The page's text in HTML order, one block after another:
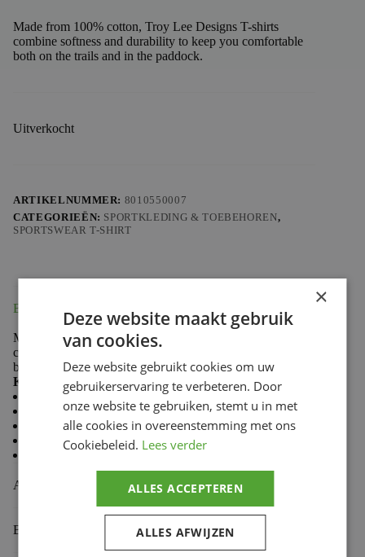
Made from 100% cotton, Troy Lee Designs T-shirts
combine softness and durability to keep you comfortable
both on the trails and in the paddock.
Uitverkocht
ARTIKELNUMMER: 8010550007
CATEGORIEËN: SPORTKLEDING & TOEBEHOREN,
SPORTSWEAR T-SHIRT
Beschrijving
Made from 100% cotton, Troy Lee Designs T-shirts
combine softness and durability to keep you comfortable
both on the trails and in the paddock.
Key features:
Casual style
Comfortable and durable fabric
Premium fit
Classic crew neck
Aanvullende informatie
Beoordelingen (0)
×
Deze website maakt gebruik
van cookies.
Deze website gebruikt cookies om uw
gebruikerservaring te verbeteren. Door
onze website te gebruiken, stemt u in met
alle cookies in overeenstemming met ons
Cookiebeleid. Lees verder
ALLES ACCEPTEREN
ALLES AFWIJZEN